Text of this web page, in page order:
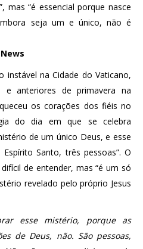
mas “é essencial porque nasce
seja um e único, não é
instável na Cidade do Vaticano,
e anteriores de primavera na
os corações dos fiéis no
do dia em que se celebra
de um único Deus, e esse
Santo, três pessoas”. O
de entender, mas “é um só
revelado pelo próprio Jesus
esse mistério, porque as
de Deus, não. São pessoas,